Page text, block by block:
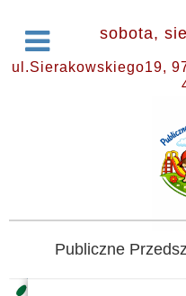
sobota,
ul.Sierakowskiego19,
Publiczne